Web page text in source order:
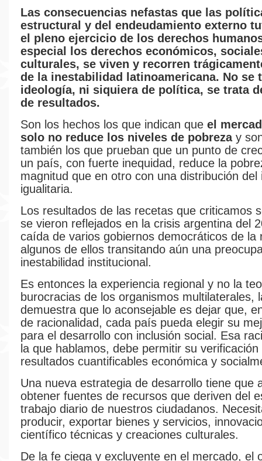
Las consecuencias nefastas que las
estructural y del endeudamiento externo
el pleno ejercicio de los derechos
especial los derechos económicos,
culturales, se viven y recorren
de la inestabilidad latinoamericana. No se
ideología, ni siquiera de política, se trata
de resultados.
Son los hechos los que indican que el
solo no reduce los niveles de pobrezay
también los que prueban que un punto de
un país, con fuerte inequidad, reduce la
magnitud que en otro con una distribución del
igualitaria.
Los resultados de las recetas que criticamos
se vieron reflejados en la crisis argentina del
caída de varios gobiernos democráticos de la
algunos de ellos transitando aún una
inestabilidad institucional.
Es entonces la experiencia regional y no la
burocracias de los organismos multilaterales,
demuestra que lo aconsejable es dejar que,
de racionalidad, cada país pueda elegir su
para el desarrollo con inclusión social. Esa
la que hablamos, debe permitir su verificación
resultados cuantificables económica y
Una nueva estrategia de desarrollo tiene que
obtener fuentes de recursos que deriven del
trabajo diario de nuestros ciudadanos.
producir, exportar bienes y servicios,
científico técnicas y creaciones culturales.
De la fe ciega y excluyente en el mercado, el